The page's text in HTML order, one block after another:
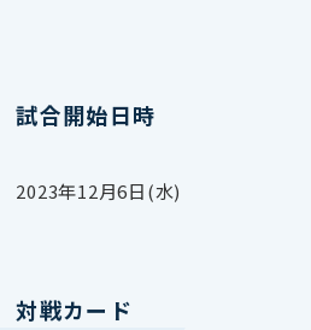
試合開始日時
2023年12月6日(水)
対戦カード